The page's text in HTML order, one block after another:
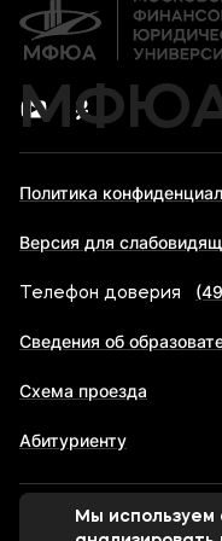
Политика
Версия для
Телефон доверия
Сведения об
Схема проезда
Абитуриенту
© 1998-2026
Мы используем